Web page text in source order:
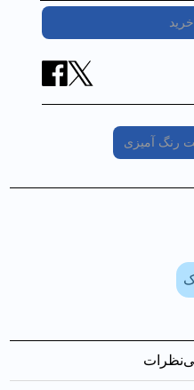
رنگ آمیزی
نظرات